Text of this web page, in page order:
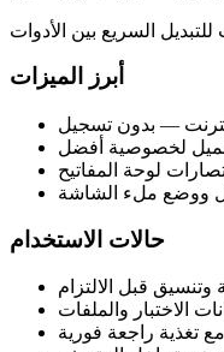
أبرز الميزات
— بدون تسجيل
لخصوصية أفضل
لوحة المفاتيح
ووضع ملء الشاشة
حالات الاستخدام
قبل الالتزام
الاختبار والملفات
تغذية راجعة فورية